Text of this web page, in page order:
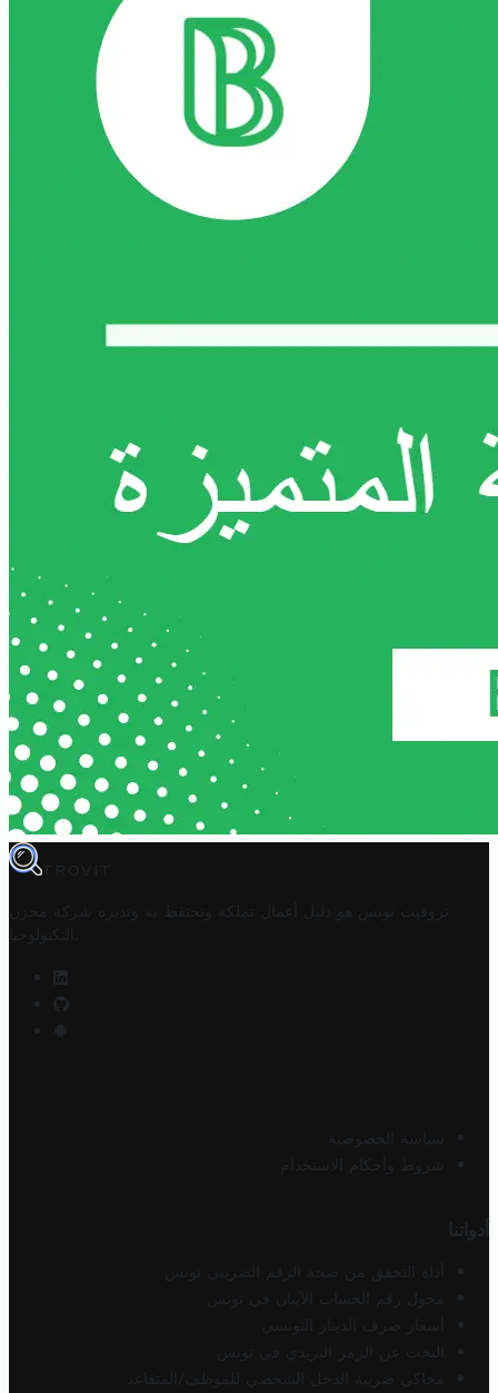
TROVIT
تروفيت تونس هو دليل أعمال تملكه وتحتفظ به وتديره
شركة مخزن
التكنولوجيا
سياسة الخصوصية
شروط وأحكام الاستخدام
أدواتنا
أداة التحقق من صحة الرقم الضريبي تونس
محول رقم الحساب الآيبان في تونس
أسعار صرف الدينار التونسي
البحث عن الرمز البريدي في تونس
محاكي ضريبة الدخل الشخصي للموظف/المتقاعد